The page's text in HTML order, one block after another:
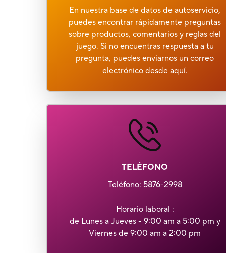
En nuestra base de datos de autoservicio,
puedes encontrar rápidamente preguntas
sobre productos, comentarios y reglas del
juego. Si no encuentras respuesta a tu
pregunta, puedes enviarnos un correo
electrónico desde aquí.
TELÉFONO
Teléfono: 5876-2998
Horario laboral :
de Lunes a Jueves - 9:00 am a 5:00 pm y
Viernes de 9:00 am a 2:00 pm